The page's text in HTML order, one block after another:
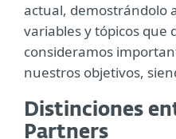
actual, demostrándolo
variables y tópicos que
consideramos
nuestros objetivos,
Distinciones
Partners